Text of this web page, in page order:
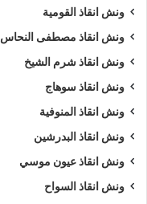
ارخص ونش أنقاذ
افضل ونش انقاذ
انقاذ السيارات
تليفون ونش أنقاذ
ونش انقاذ القومية
ونش انقاذ مصطفى النحاس
ونش انقاذ شرم الشيخ
ونش انقاذ سوهاج
ونش انقاذ المنوفية
ونش انقاذ البدرشين
ونش انقاذ عيون موسي
ونش انقاذ السواح